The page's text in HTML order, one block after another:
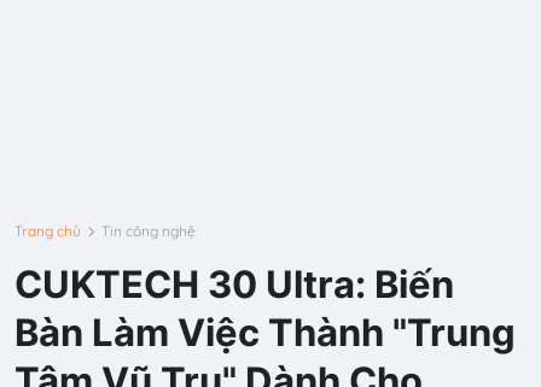
Trang chủ Tin công nghệ
CUKTECH 30 Ultra: Biến
Bàn Làm Việc Thành "Trung